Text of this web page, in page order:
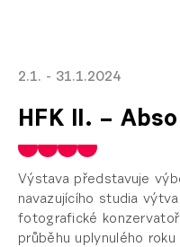
2.1. - 31.1.2024
HFK II. –
Výstava představuje
navazujícího studia
fotografické
průběhu uplynulého